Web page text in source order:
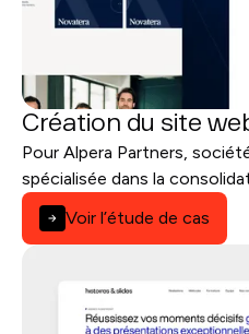
Création du site
Pour Alpera Partners,
spécialisée dans la
nous avons créé un site
optimisé SEO.
Voir l’étude de cas